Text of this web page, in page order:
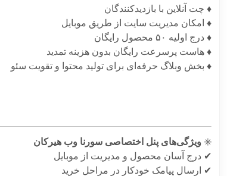
♦️ چت آنلاین با بازدیدکنندگان
♦️ امکان مدیریت سایت از طریق موبایل
♦️ درج اولیه ۵۰ محصول رایگان
♦️ هاست پرسرعت رایگان بدون هزینه تمدید
♦️ بخش وبلاگ حرفه‌ای برای تولید محتوا و تقویت سئو
✳️ ویژگی‌های پنل اختصاصی سورنا وب هیرکان
✔ درج آسان محصول و مدیریت از موبایل
✔ ارسال پیامک خودکار در مراحل خرید